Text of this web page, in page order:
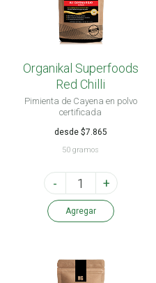
Organikal Superfoods
Red Chilli
Pimienta de Cayena en polvo
certificada
desde $7.865
50 gramos
- +
Agregar